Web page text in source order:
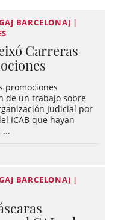
BARCELONA) |
Carreras
promociones
de un trabajo sobre
Judicial por
ICAB que hayan
...
BARCELONA) |